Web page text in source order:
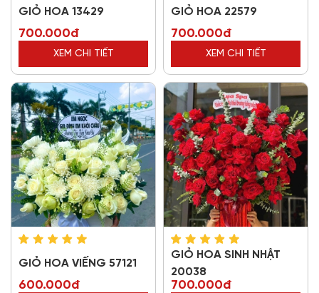
GIỎ HOA 13429
700.000đ
XEM CHI TIẾT
GIỎ HOA 22579
700.000đ
XEM CHI TIẾT
GIỎ HOA VIẾNG 57121
600.000đ
GIỎ HOA SINH NHẬT
20038
700.000đ